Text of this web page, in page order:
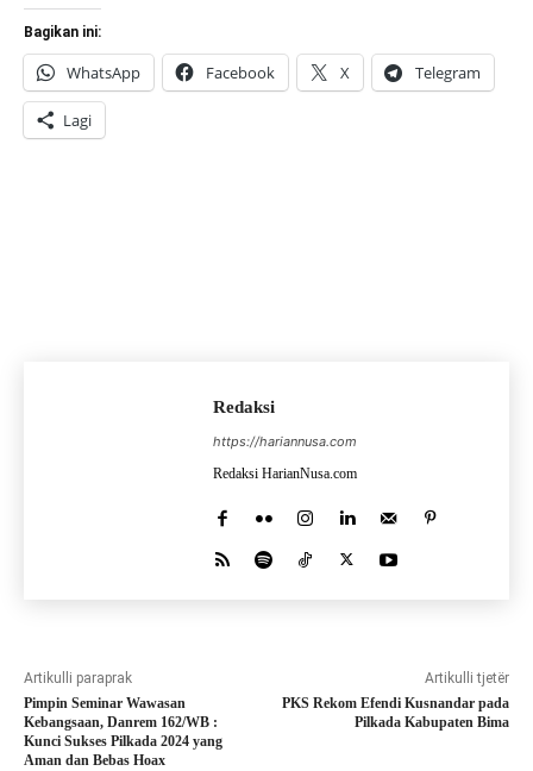
Bagikan ini:
WhatsApp Facebook X Telegram
Lagi
Redaksi
https://hariannusa.com
Redaksi HarianNusa.com
Artikulli paraprak
Pimpin Seminar Wawasan
Kebangsaan, Danrem 162/WB :
Kunci Sukses Pilkada 2024 yang
Aman dan Bebas Hoax
Artikulli tjetër
PKS Rekom Efendi Kusnandar pada
Pilkada Kabupaten Bima